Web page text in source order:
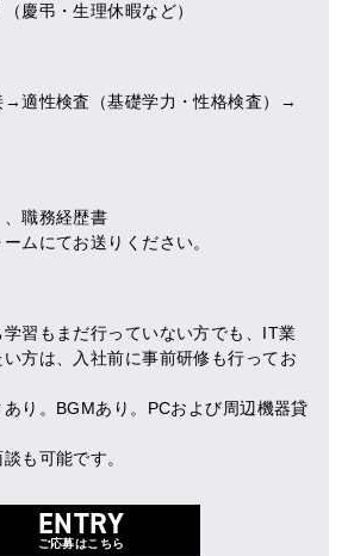
慶弔・生理休暇など）
適性検査（基礎学力・性格検査）→
職務経歴書
ムにてお送りください。
習もまだ行っていない方でも、IT業
方は、入社前に事前研修も行ってお
り。BGMあり。PCおよび周辺機器貸
も可能です。
ENTRY
ご応募はこちら